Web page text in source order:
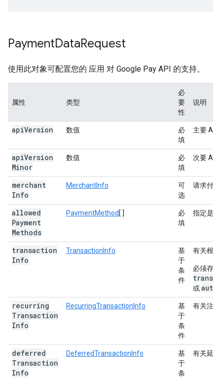
PaymentDataRequest
使用此对象可配置您的 应用 对 Google Pay API 的支持。
属性 类型
必
要
性
说明
apiVersion 数值
必
填
主要
apiVersion
Minor
数值
必
填
次要
merchant
Info
MerchantInfo
可
选
请求付
allowed
Payment
Methods
PaymentMethod [ ]
必
填
指定是
transaction
Info
TransactionInfo
基
于
条
件
有关根
必须存在
或
recurring
Transaction
Info
RecurringTransactionInfo
基
于
条
件
有关注
deferred
Transaction
Info
DeferredTransactionInfo
基
于
条
有关延